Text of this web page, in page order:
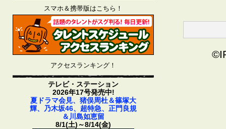
スマホ＆携帯版はこちら！
アクセスランキング！
テレビ・ステーション
2026年17号発売中!
夏ドラマ会見、猪俣周杜＆篠塚大
輝、乃木坂46、超特急、正門良規
＆川島如恵留
8/1(土)～8/14(金)